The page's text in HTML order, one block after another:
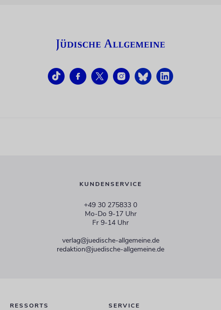
KUNDENSERVICE
+49 30 275833 0
Mo-Do 9-17 Uhr
Fr 9-14 Uhr
verlag@juedische-allgemeine.de
redaktion@juedische-allgemeine.de
RESSORTS SERVICE